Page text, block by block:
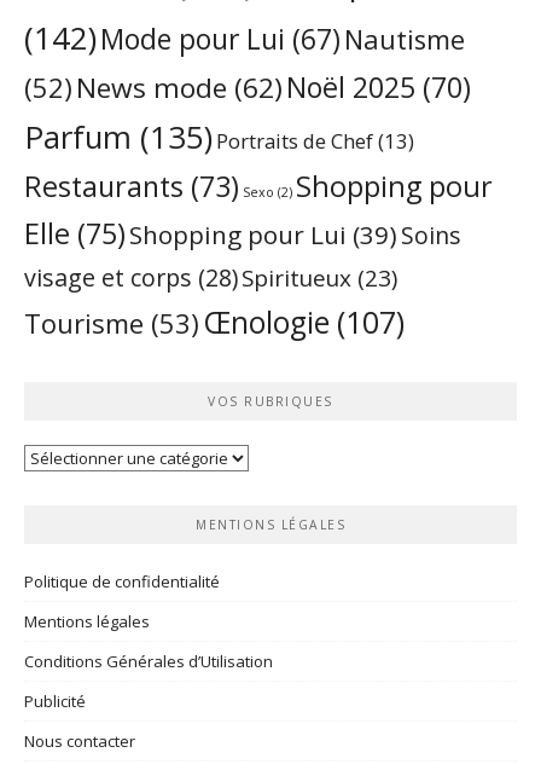
(142)Mode pour Lui (67) Nautisme
(52) News mode (62)Noël 2025 (70)
Parfum (135)Portraits de Chef(13)
Restaurants (73) Sexo (2) Shopping pour
Elle (75)Shopping pour Lui (39)Soins
visage et corps (28)Spiritueux (23)
Tourisme (53) Œnologie (107)
VOS RUBRIQUES
Vos
MENTIONS LÉGALES
Politique de confidentialité
Mentions légales
Conditions Générales d’Utilisation
Publicité
Nous contacter